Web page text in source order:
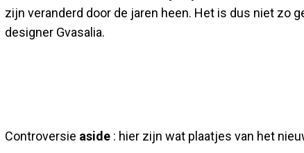
zijn veranderd door de jaren heen. Het is dus niet zo
designer Gvasalia.
Controversie aside : hier zijn wat plaatjes van het